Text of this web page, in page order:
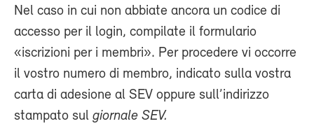
Nel caso in cui non abbiate ancora un codice di
accesso per il login, compilate il formulario
«iscrizioni per i membri». Per procedere vi occorre
il vostro numero di membro, indicato sulla vostra
carta di adesione al SEV oppure sull’indirizzo
stampato sul giornale SEV.